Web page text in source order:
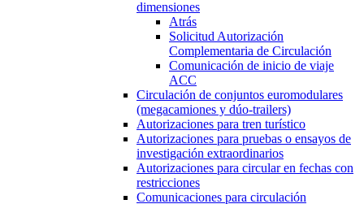
dimensiones
Atrás
Solicitud Autorización
Complementaria de Circulación
Comunicación de inicio de viaje
ACC
Circulación de conjuntos euromodulares
(megacamiones y dúo-trailers)
Autorizaciones para tren turístico
Autorizaciones para pruebas o ensayos de
investigación extraordinarios
Autorizaciones para circular en fechas con
restricciones
Comunicaciones para circulación